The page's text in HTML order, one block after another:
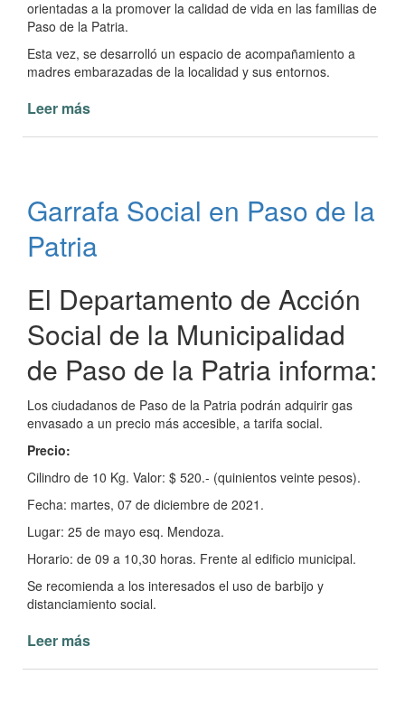
orientadas a la promover la calidad de vida en las familias de
Paso de la Patria.
Esta vez, se desarrolló un espacio de acompañamiento a
madres embarazadas de la localidad y sus entornos.
Leer más
de
la
Patria
capacitación
a
las
futuras
mamás
Garrafa Social en Paso de la
Patria
El Departamento de Acción
Social de la Municipalidad
de Paso de la Patria informa:
Los ciudadanos de Paso de la Patria podrán adquirir gas
envasado a un precio más accesible, a tarifa social.
Precio:
Cilindro de 10 Kg. Valor: $ 520.- (quinientos veinte pesos).
Fecha: martes, 07 de diciembre de 2021.
Lugar: 25 de mayo esq. Mendoza.
Horario: de 09 a 10,30 horas. Frente al edificio municipal.
Se recomienda a los interesados el uso de barbijo y
distanciamiento social.
Leer más